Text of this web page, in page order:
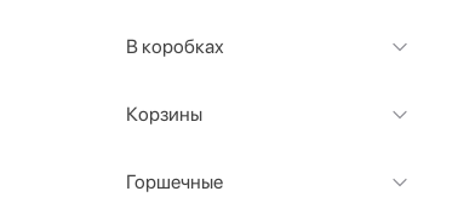
В коробках
Корзины
Горшечные